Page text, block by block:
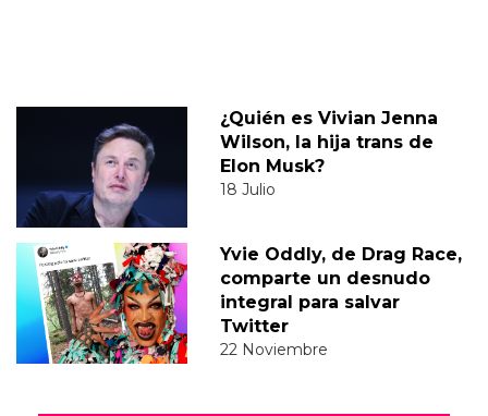
¿Quién es Vivian Jenna
Wilson, la hija trans de
Elon Musk?
18 Julio
Yvie Oddly, de Drag Race,
comparte un desnudo
integral para salvar
Twitter
22 Noviembre